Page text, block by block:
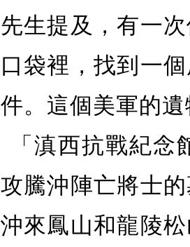
先生提及，有一
口袋裡，找到一
件。這個美軍的
「滇西抗戰紀
攻騰沖陣亡將士
沖來鳳山和龍陵